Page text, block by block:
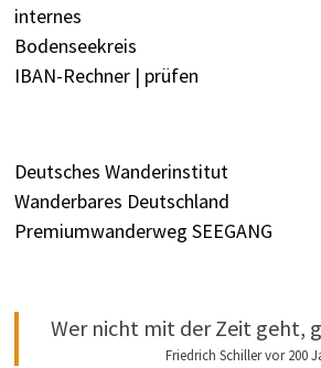
internes
Bodenseekreis
IBAN-Rechner | prüfen
Deutsches Wanderinstitut
Wanderbares Deutschland
Premiumwanderweg SEEGANG
Wer nicht mit der Zeit geht,
Friedrich Schiller vor 200